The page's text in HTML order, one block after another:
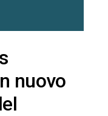
nuovo